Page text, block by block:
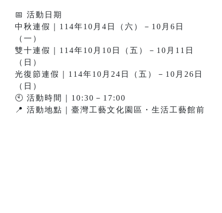
📅 活動日期
中秋連假｜114年10月4日（六）－10月6日
（一）
雙十連假｜114年10月10日（五）－10月11日
（日）
光復節連假｜114年10月24日（五）－10月26日
（日）
🕙 活動時間｜10:30－17:00
📍 活動地點｜臺灣工藝文化園區・生活工藝館前